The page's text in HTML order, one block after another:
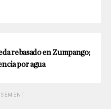
rebasado en Zumpango;
por agua